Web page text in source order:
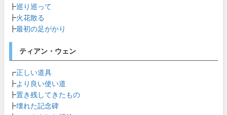
┣巡り巡って
┣火花散る
┣最初の足がかり
ティアン・ウェン
┏正しい道具
┣より良い使い道
┣置き残してきたもの
┣壊れた記念碑